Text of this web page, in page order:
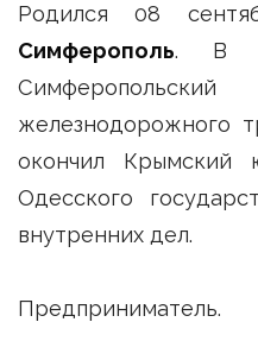
Родился 08
Симферополь. В
железнодорожного
окончил Крымский
Одесского
внутренних дел.
Предприниматель.